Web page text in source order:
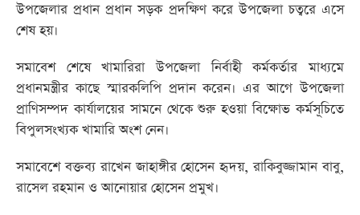
উপজেলার প্রধান প্রধান সড়ক প্রদক্ষিণ করে উপজেলা চত্বরে এসে
শেষ হয়।
সমাবেশ শেষে খামারিরা উপজেলা নির্বাহী কর্মকর্তার মাধ্যমে
প্রধানমন্ত্রীর কাছে স্মারকলিপি প্রদান করেন। এর আগে উপজেলা
প্রাণিসম্পদ কার্যালয়ের সামনে থেকে শুরু হওয়া বিক্ষোভ কর্মসূচিতে
বিপুলসংখ্যক খামারি অংশ নেন।
সমাবেশে বক্তব্য রাখেন জাহাঙ্গীর হোসেন হৃদয়, রাকিবুজ্জামান বাবু,
রাসেল রহমান ও আনোয়ার হোসেন প্রমুখ।